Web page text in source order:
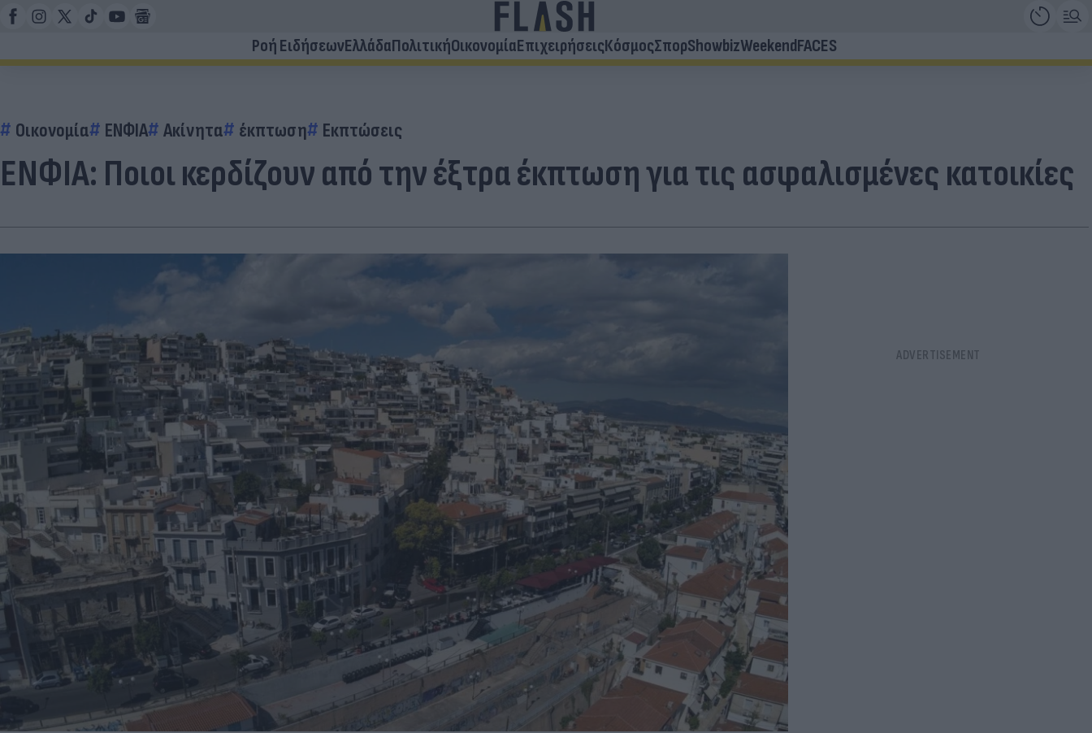
Ροή ΕιδήσεωνΕλλάδαΠολιτικήΟικονομίαΕπιχειρήσειςΚόσμοςΣπορShowbizWeekendFACES
Οικονομία ΕΝΦΙΑ Ακίνητα έκπτωση Εκπτώσεις
ΕΝΦΙΑ: Ποιοι κερδίζουν από την έξτρα έκπτωση για τις ασφαλισμένες κατοικίες